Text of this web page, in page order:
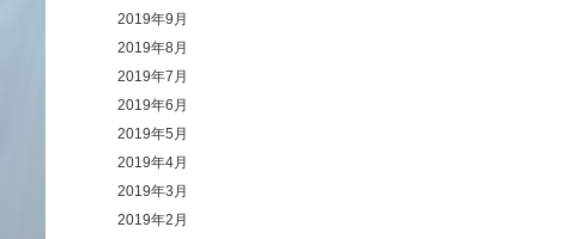
2019年9月
2019年8月
2019年7月
2019年6月
2019年5月
2019年4月
2019年3月
2019年2月